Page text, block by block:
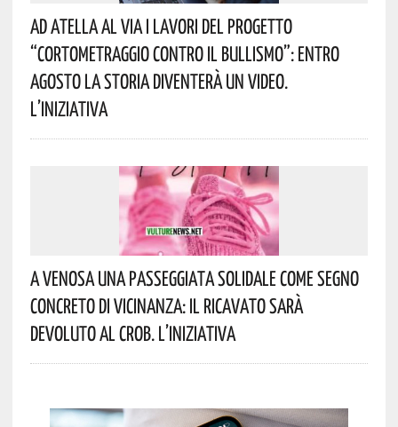
Ad Atella Al Via I Lavori Del Progetto
“Cortometraggio Contro Il Bullismo”: Entro
Agosto La Storia Diventerà Un Video.
L’iniziativa
A Venosa Una Passeggiata Solidale Come Segno
Concreto Di Vicinanza: Il Ricavato Sarà
Devoluto Al CROB. L’iniziativa